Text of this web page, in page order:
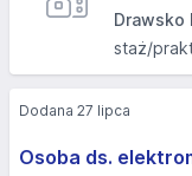
Drawsko
staż/
Osoba ds.
Dodana 27 lipca